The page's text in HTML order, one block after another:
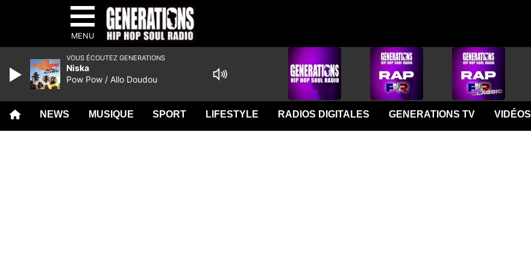
MENU
NEWS MUSIQUE SPORT LIFESTYLE RADIOS DIGITALES GENERATIONS TV VIDÉOS
VOUS ÉCOUTEZ GENERATIONS
Niska
Pow Pow / Allo Doudou